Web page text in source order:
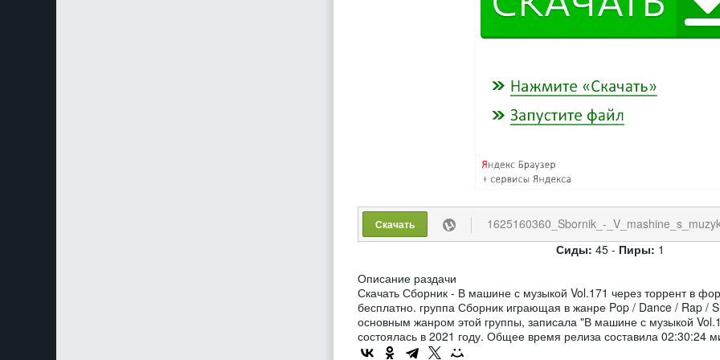
Скачать 1625160360_Sbornik_-
Сиды: 45 - Пиры: 1
Описание раздачи
Скачать Сборник - В машине с музыкой Vol.171 через торрент в
бесплатно. группа Сборник играющая в жанре Pop / Dance / Rap /
основным жанром этой группы, записала "В машине с музыкой
состоялась в 2021 году. Общее время релиза составила 02:30:24